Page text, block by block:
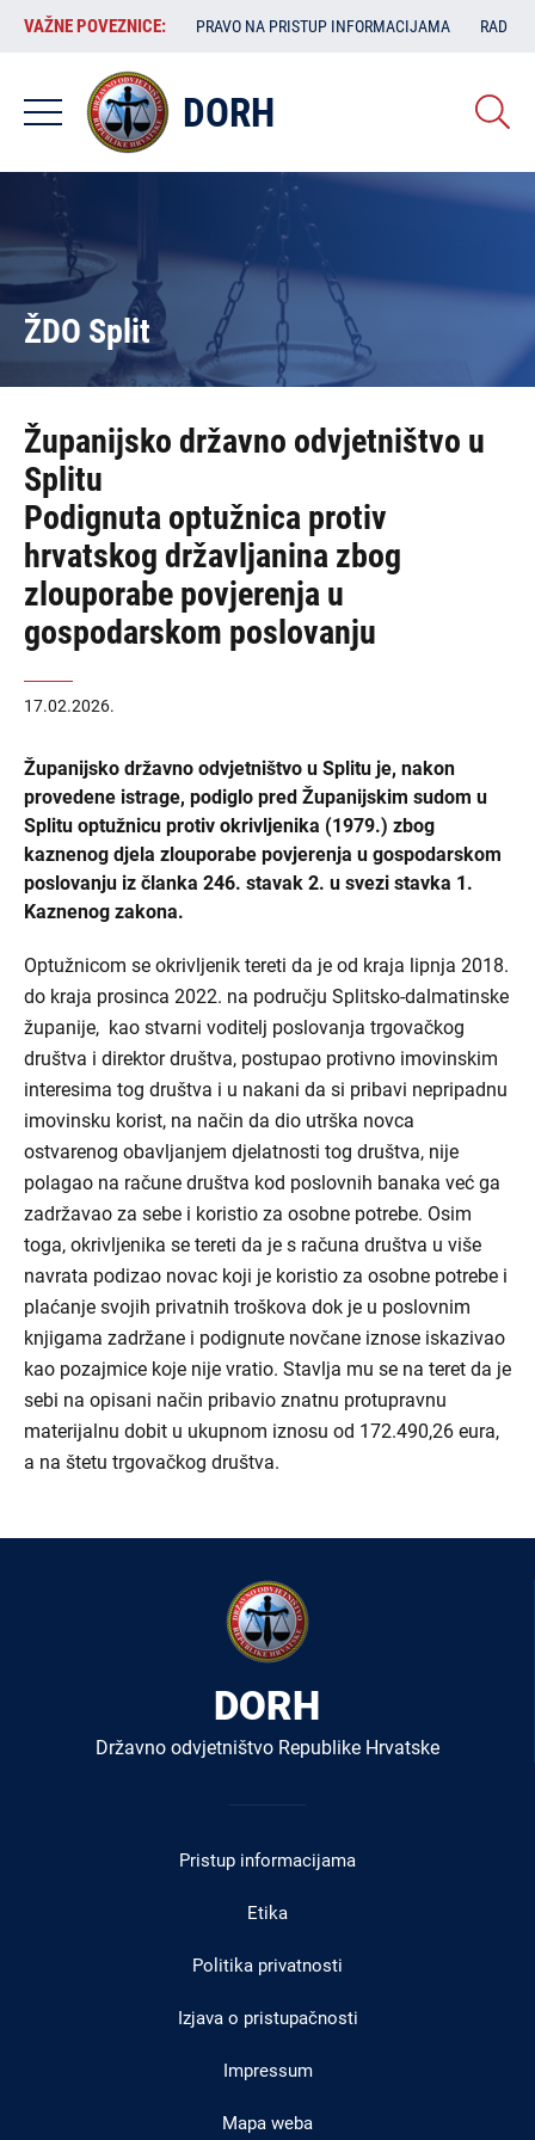
Skoči
sadržaj
VAŽNE
POVEZNICE:
VAŽNE POVEZNICE: PRAVO NA PRISTUP INFORMACIJAMA RAD
DORH
ŽDO Split
Županijsko državno odvjetništvo u
Splitu
Podignuta optužnica protiv
hrvatskog državljanina zbog
zlouporabe povjerenja u
gospodarskom poslovanju
17.02.2026.
Županijsko državno odvjetništvo u Splitu je, nakon
provedene istrage, podiglo pred Županijskim sudom u
Splitu optužnicu protiv okrivljenika (1979.) zbog
kaznenog djela zlouporabe povjerenja u gospodarskom
poslovanju iz članka 246. stavak 2. u svezi stavka 1.
Kaznenog zakona.
Optužnicom se okrivljenik tereti da je od kraja lipnja 2018.
do kraja prosinca 2022. na području Splitsko-dalmatinske
županije, kao stvarni voditelj poslovanja trgovačkog
društva i direktor društva, postupao protivno imovinskim
interesima tog društva i u nakani da si pribavi nepripadnu
imovinsku korist, na način da dio utrška novca
ostvarenog obavljanjem djelatnosti tog društva, nije
polagao na račune društva kod poslovnih banaka već ga
zadržavao za sebe i koristio za osobne potrebe. Osim
toga, okrivljenika se tereti da je s računa društva u više
navrata podizao novac koji je koristio za osobne potrebe i
plaćanje svojih privatnih troškova dok je u poslovnim
knjigama zadržane i podignute novčane iznose iskazivao
kao pozajmice koje nije vratio. Stavlja mu se na teret da je
sebi na opisani način pribavio znatnu protupravnu
materijalnu dobit u ukupnom iznosu od 172.490,26 eura,
a na štetu trgovačkog društva.
DORH
Državno odvjetništvo Republike Hrvatske
Pristup informacijama
Etika
Politika privatnosti
Izjava o pristupačnosti
Impressum
Mapa weba